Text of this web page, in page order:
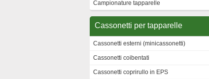
Campionature tapparelle
Cassonetti per tapparelle
Cassonetti esterni (minicassonetti)
Cassonetti coibentati
Cassonetti coprirullo in EPS